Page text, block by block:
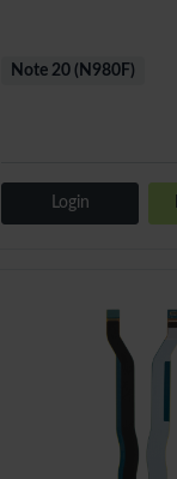
Note 20 (N980F)
Login